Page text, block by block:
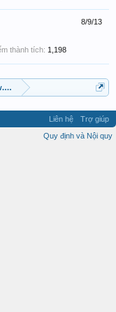
8/9/13
thành tích: 1,198
đậm lộc
Liên hệ
Trợ giúp
Quy định và Nội quy